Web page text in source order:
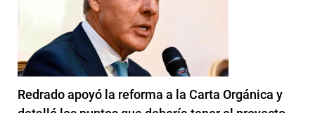
Redrado apoyó la reforma a la Carta Orgánica y